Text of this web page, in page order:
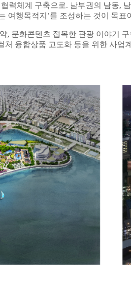
력체계 구축으로. 남부권의 남동,
여행목적지’를 조성하는 것이 목표
, 문화콘텐츠 접목한 관광 이야기
융합상품 고도화 등을 위한 사업